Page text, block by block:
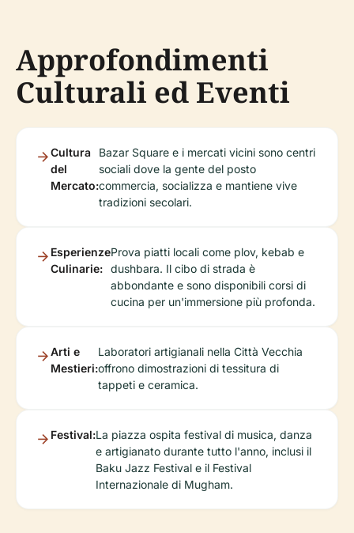
Approfondimenti
Culturali ed Eventi
Cultura
del
Mercato:
Bazar Square e i mercati vicini sono centri
sociali dove la gente del posto
commercia, socializza e mantiene vive
tradizioni secolari.
Esperienze
Culinarie:
Prova piatti locali come plov, kebab e
dushbara. Il cibo di strada è
abbondante e sono disponibili corsi di
cucina per un'immersione più profonda.
Arti e
Mestieri:
Laboratori artigianali nella Città Vecchia
offrono dimostrazioni di tessitura di
tappeti e ceramica.
Festival:La piazza ospita festival di musica, danza
e artigianato durante tutto l'anno, inclusi il
Baku Jazz Festival e il Festival
Internazionale di Mugham.